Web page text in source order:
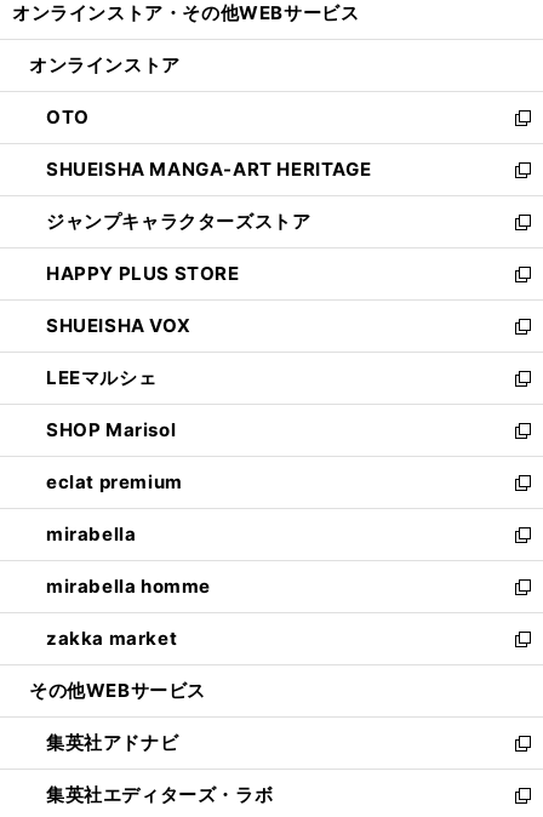
開
ン
ウ
で
開
く
ウ
ン
ド
ウ
で
開
く
オンラインストア・ その他WEBサービス
オンラインストア
OTO
新
し
い
ウ
ィ
ン
ド
ウ
で
開
く
SHUEISHA MANGA-ART HERITAGE
新
し
い
ウ
ィ
ン
ド
ウ
で
開
く
ジャンプキャラクターズストア
新
し
い
ウ
ィ
ン
ド
ウ
で
開
く
HAPPY PLUS STORE
新
し
い
ウ
ィ
ン
ド
ウ
で
開
く
SHUEISHA VOX
新
し
い
ウ
ィ
ン
ド
ウ
で
開
く
LEEマルシェ
新
し
い
ウ
ィ
ン
ド
ウ
で
開
く
SHOP Marisol
新
し
い
ウ
ィ
ン
ド
ウ
で
開
eclat premium
新
し
い
ウ
ィ
ン
ド
ウ
開
く
mirabella
新
し
い
ウ
ィ
ン
ウ
で
開
く
mirabella homme
新
し
い
ウ
ン
ド
ウ
で
zakka market
新
し
ウ
ィ
ン
ド
その他WEBサービス
集英社アドナビ
新
し
い
集英社エディターズ・ラボ
新